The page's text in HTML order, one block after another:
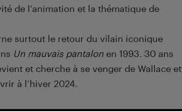
de l’animation et la thématique de
surtout le retour du vilain iconique
Un mauvais pantalon en 1993. 30 ans
et cherche à se venger de Wallace et
à l’hiver 2024.